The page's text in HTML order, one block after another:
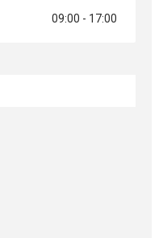
09:00 17:00